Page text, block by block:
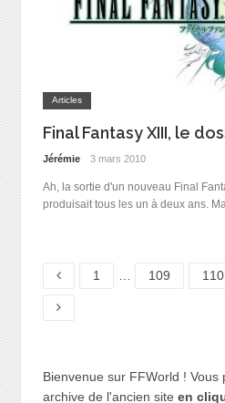
Articles
Final Fantasy XIII, le
Jérémie 3 mars 2010
Ah, la sortie d'un nouveau Final
produisait tous les un à deux ans.
Page
1 … Page
109 Page
110
Bienvenue sur FFWorld ! Vous
archive de l'ancien site en